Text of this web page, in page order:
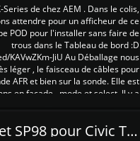
de chez AEM . Dans le colis,
attendre pour un afficheur de ce
POD pour l'installer sans faire de
trous dans le Tableau de bord :D
KAVwZKm-JiU Au Déballage nous
léger , le faisceau de câbles pour
AFR et bien sur la sonde. Elle est
en façade , mode et select. Il y a
Reprogrammations E85 et SP98 pour Civic Type R FN2